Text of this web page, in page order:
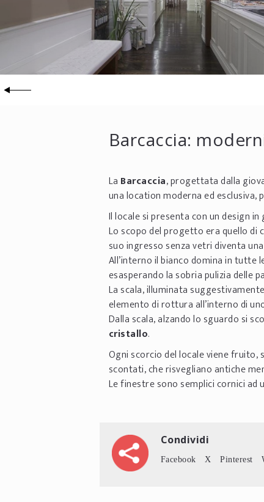
Barcaccia:
La Barcaccia, progettata dalla
una location moderna ed esclusiva,
Il locale si presenta con un design
Lo scopo del progetto era quello di
suo ingresso senza vetri diventa
All’interno il bianco domina in tutte
esasperando la sobria pulizia delle
La scala, illuminata
elemento di rottura all’interno di
Dalla scala, alzando lo sguardo si
cristallo.
Ogni scorcio del locale viene
scontati, che risvegliano antiche
Le finestre sono semplici cornici ad
Condividi
Facebook X Pinterest